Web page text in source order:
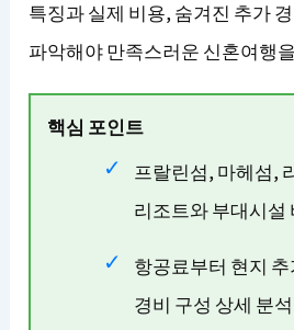
특징과 실제 비용, 숨겨진 추가
파악해야 만족스러운 신혼여행
핵심 포인트
프랄린섬, 마헤섬,
리조트와 부대시설
항공료부터 현지
경비 구성 상세 분석